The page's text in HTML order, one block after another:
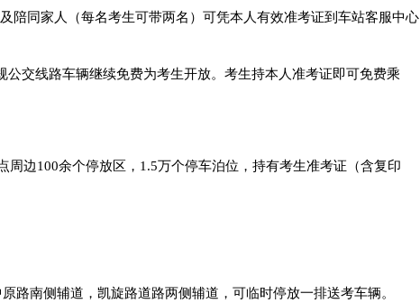
陪同家人（每名考生可带两名）可凭本人有效准考证到车站客服中心
公交线路车辆继续免费为考生开放。考生持本人准考证即可免费乘
周边100余个停放区，1.5万个停车泊位，持有考生准考证（含复印
路南侧辅道，凯旋路道路两侧辅道，可临时停放一排送考车辆。